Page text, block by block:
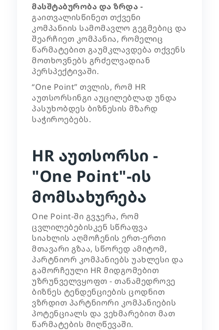
მასშტაბურობა და ზრდა -
გაითვალისწინეთ თქვენი
კომპანიის სამომავლო გეგმებიც და
შეარჩიეთ კომპანია, რომელიც
წარმატებით გაუმკლავდება თქვენს
მოთხოვნებს გრძელვადიან
პერსპექტივაში.
“One Point” თვლის, რომ HR
აუთსორსინგი აუცილებლად უნდა
პასუხობდეს ბიზნესის მზარდ
საჭიროებებს.
HR აუთსორსი -
"One Point"-ის
მომსახურება
One Point-ში გვჯერა, რომ
ცვლილებებისკენ სწრაფვა
სიახლის აღმოჩენის ერთ-ერთი
მთავარი გზაა, სწორედ ამიტომ,
პარტნიორ კომპანიებს უახლესი და
გამორჩეული HR მიდგომებით
უზრუნველვყოფთ - თანამედროვე
ბიზნეს ტენდენციების ცოდნით
ვზრდით პარტნიორი კომპანიების
პოტენციალს და ვეხმარებით მათ
წარმატების მიღწევაში.